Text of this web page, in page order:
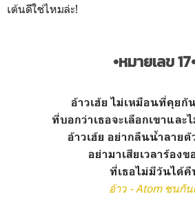
เต้นดีใช่ไหมล่ะ!
•หมายเลข
อ้าวเฮ้ย ไม่เหมือนที่คุยกั
ที่บอกว่าเธอจะเลือกเขาและ
อ้าวเฮ้ย อย่ากลืนน้ำลายตั
อย่ามาเสียเวลาร้องข
ที่เธอไม่มีวันได้คื
อ้าว - Atom ชนกั